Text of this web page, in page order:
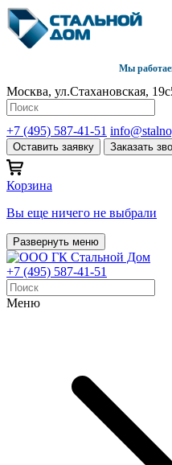
Мы
Москва, ул.Стахановская,
+7 (495) 587-41-51
Оставить заявку Заказать
Корзина
Вы еще ничего не выбрали
Развернуть меню
+7 (495) 587-41-51
Меню